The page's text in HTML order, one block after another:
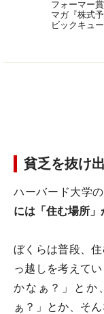
フォーマー
マガ『株式
ビックキュ
貧乏を抜け
ハーバード大学
には「住む場所」
ぼくらは普段、
っ越しを考えて
かなぁ？」とか
ぁ？」とか、そ